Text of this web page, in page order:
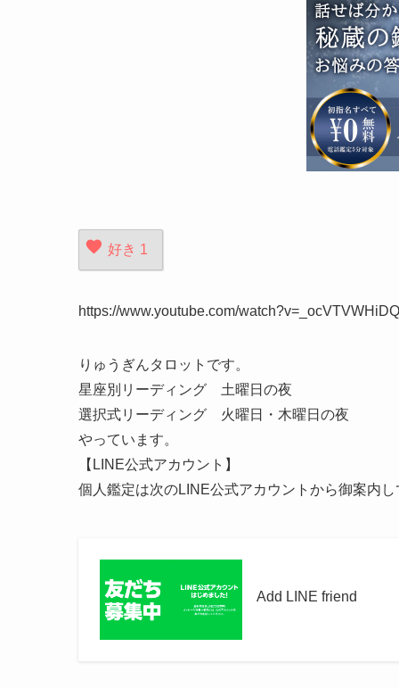
好き 1
https://www.youtube.com/watch?v=_ocVTVWHiDQ
りゅうぎんタロットです。
星座別リーディング 土曜日の夜
選択式リーディング 火曜日・木曜日の夜
やっています。
【LINE公式アカウント】
個人鑑定は次のLINE公式アカウントから御案内
Add LINE friend